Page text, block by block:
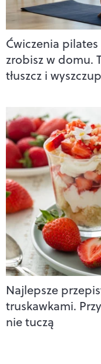
Ćwiczenia
zrobisz w domu.
tłuszcz i
Najlepsze
truskawkami.
nie tuczą